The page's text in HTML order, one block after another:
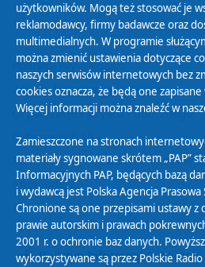
Polityka Prywatności
Zasady korzystania z Serwisu
Organizacje Pożytku Publicznego
Cyfryzacja DAB+
Polityka ochrony danych
Abonament
Zamówienia publiczne
Biuletyn Informacji Publicznej
użytkowników. Mogą też stosować je
reklamodawcy, firmy badawcze oraz
multimedialnych. W programie
można zmienić ustawienia dotyczące
naszych serwisów internetowych bez
cookies oznacza, że będą one
Więcej informacji można znaleźć w
Zamieszczone na stronach
materiały sygnowane skrótem „PAP”
Informacyjnych PAP, będących bazą
i wydawcą jest Polska Agencja Prasowa
Chronione są one przepisami ustawy z
prawie autorskim i prawach
2001 r. o ochronie baz danych.
wykorzystywane są przez Polskie